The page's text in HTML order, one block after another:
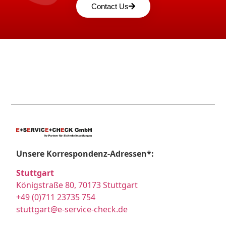
Contact Us
Unsere Korrespondenz-Adressen*:
Stuttgart
Königstraße 80, 70173 Stuttgart
+49 (0)711 23735 754
stuttgart@e-service-check.de